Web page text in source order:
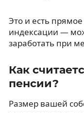
Это и есть
индексации —
заработать при
Как
пенсии?
Размер вашей